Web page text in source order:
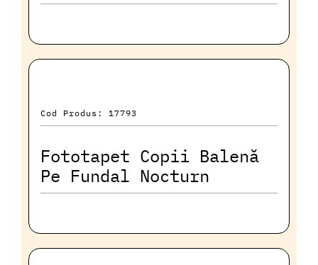
Cod Produs: 17793
Fototapet Copii Balenă
Pe Fundal Nocturn